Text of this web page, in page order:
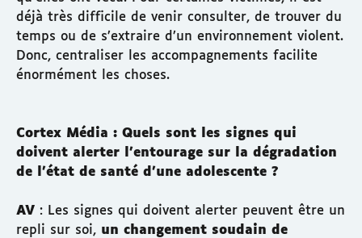
déjà très difficile de venir consulter, de trouver du
temps ou de s’extraire d’un environnement violent.
Donc, centraliser les accompagnements facilite
énormément les choses.
Cortex Média : Quels sont les signes qui
doivent alerter l’entourage sur la dégradation
de l’état de santé d’une adolescente ?
AV : Les signes qui doivent alerter peuvent être un
repli sur soi, un changement soudain de